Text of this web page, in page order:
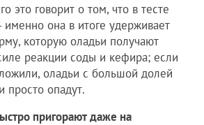
это говорит о том, что в тесте
она в итоге удерживает
которую оладьи получают
реакции соды и кефира; если
оладьи с большой долей
просто опадут.
пригорают даже на